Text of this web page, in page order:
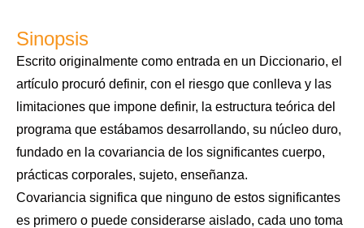
Sinopsis
Escrito originalmente como entrada en un Diccionario, el
artículo procuró definir, con el riesgo que conlleva y las
limitaciones que impone definir, la estructura teórica del
programa que estábamos desarrollando, su núcleo duro,
fundado en la covariancia de los significantes cuerpo,
prácticas corporales, sujeto, enseñanza.
Covariancia significa que ninguno de estos significantes
es primero o puede considerarse aislado, cada uno toma